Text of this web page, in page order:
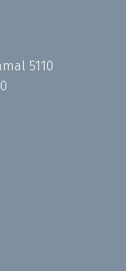
5110